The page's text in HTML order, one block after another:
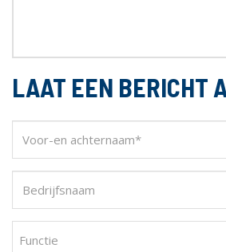
LAAT EEN BERICHT
Functie